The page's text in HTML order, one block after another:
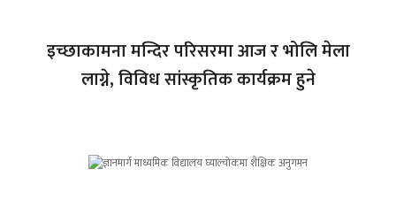
इच्छाकामना मन्दिर परिसरमा आज र भोलि मेला
लाग्ने, विविध सांस्कृतिक कार्यक्रम हुने